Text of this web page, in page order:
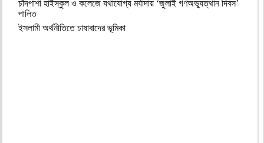
চাঁদপাশা হাইস্কুল ও কলেজে যথাযোগ্য মর্যাদায় ‘জুলাই গণঅভ্যুত্থান দিবস’
পালিত
ইসলামী অর্থনীতিতে চাষাবাদের ভূমিকা